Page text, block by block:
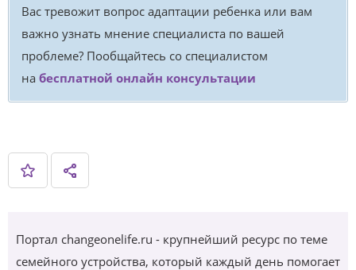
Вас тревожит вопрос адаптации ребенка или вам
важно узнать мнение специалиста по вашей
проблеме? Пообщайтесь со специалистом
на бесплатной онлайн консультации
Портал changeonelife.ru - крупнейший ресурс по теме
семейного устройства, который каждый день помогает